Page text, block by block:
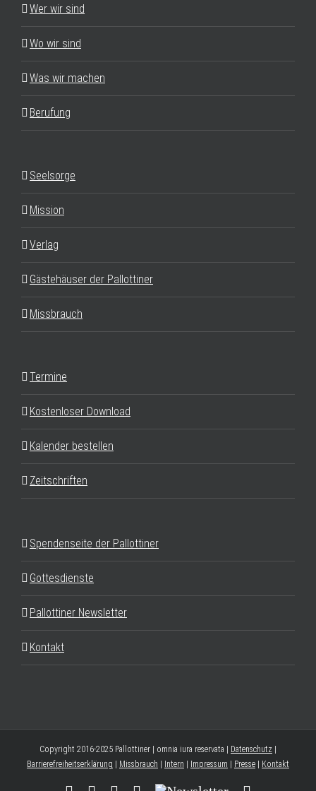
Wer wir sind
Wo wir sind
Was wir machen
Berufung
Seelsorge
Mission
Verlag
Gästehäuser der Pallottiner
Missbrauch
Termine
Kostenloser Download
Kalender bestellen
Zeitschriften
Spendenseite der Pallottiner
Gottesdienste
Pallottiner Newsletter
Kontakt
Copyright 2016-2025 Pallottiner | omnia iura reservata | Datenschutz
Barrierefreiheitserklärung
Missbrauch Intern Impressum Presse Kontakt